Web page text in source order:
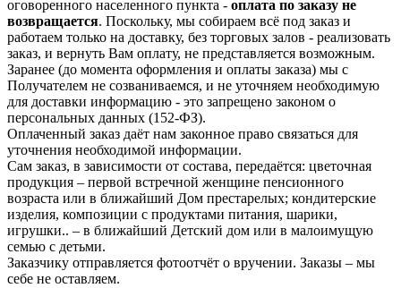
оговоренного населенного пункта - оплата по заказу не
возвращается. Поскольку, мы собираем всё под заказ и
работаем только на доставку, без торговых залов - реализовать
заказ, и вернуть Вам оплату, не представляется возможным.
Заранее (до момента оформления и оплаты заказа) мы с
Получателем не созваниваемся, и не уточняем необходимую
для доставки информацию - это запрещено законом о
персональных данных (152-ФЗ).
Оплаченный заказ даёт нам законное право связаться для
уточнения необходимой информации.
Сам заказ, в зависимости от состава, передаётся: цветочная
продукция – первой встречной женщине пенсионного
возраста или в ближайший Дом престарелых; кондитерские
изделия, композиции с продуктами питания, шарики,
игрушки.. – в ближайший Детский дом или в малоимущую
семью с детьми.
Заказчику отправляется фотоотчёт о вручении. Заказы – мы
себе не оставляем.